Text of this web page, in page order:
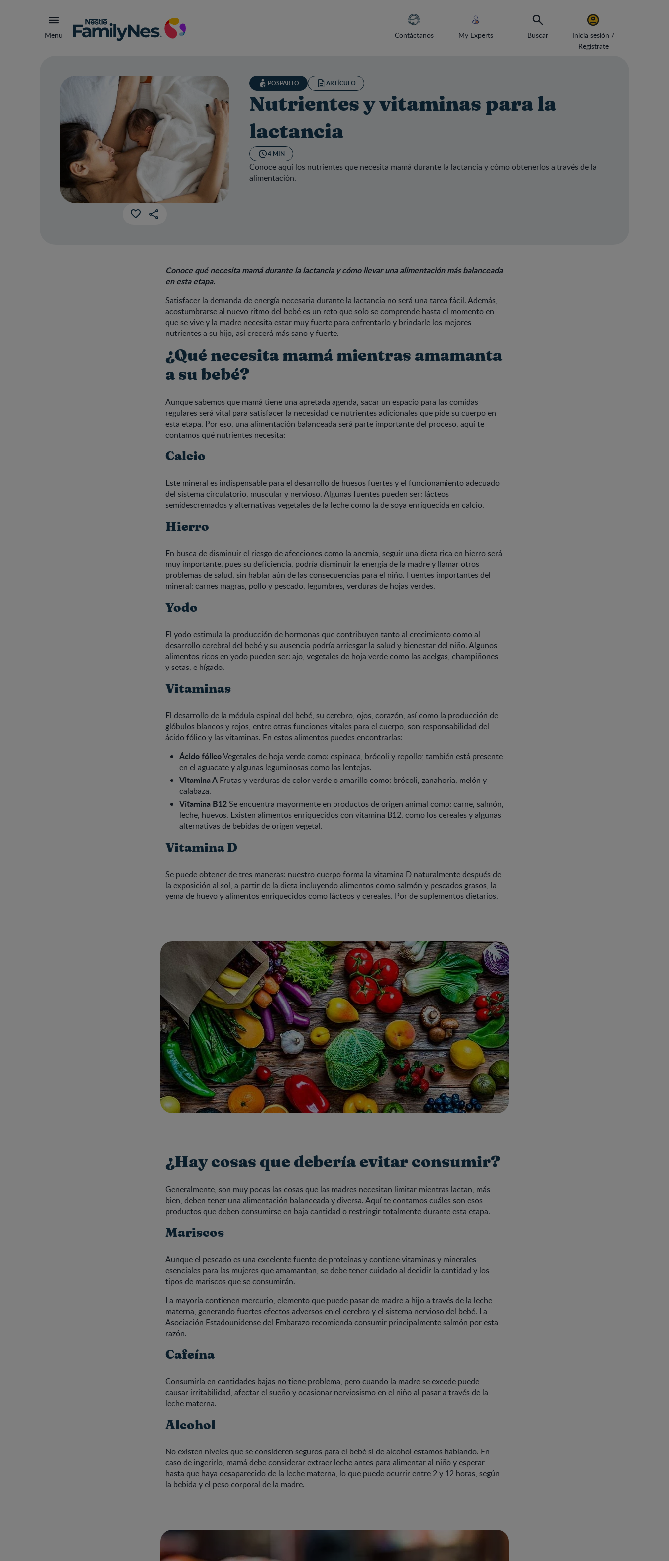
Menu Contáctanos My Experts Buscar
Inicia sesión /
Regístrate
POSPARTO ARTÍCULO
Nutrientes y vitaminas para la
lactancia
4 MIN
Conoce aquí los nutrientes que necesita mamá durante la lactancia y cómo obtenerlos a través de la
alimentación.
Conoce qué necesita mamá durante la lactancia y cómo llevar una alimentación más balanceada
en esta etapa.
Satisfacer la demanda de energía necesaria durante la lactancia no será una tarea fácil. Además,
acostumbrarse al nuevo ritmo del bebé es un reto que solo se comprende hasta el momento en
que se vive y la madre necesita estar muy fuerte para enfrentarlo y brindarle los mejores
nutrientes a su hijo, así crecerá más sano y fuerte.
¿Qué necesita mamá mientras amamanta
a su bebé?
Aunque sabemos que mamá tiene una apretada agenda, sacar un espacio para las comidas
regulares será vital para satisfacer la necesidad de nutrientes adicionales que pide su cuerpo en
esta etapa. Por eso, una alimentación balanceada será parte importante del proceso, aquí te
contamos qué nutrientes necesita:
Calcio
Este mineral es indispensable para el desarrollo de huesos fuertes y el funcionamiento adecuado
del sistema circulatorio, muscular y nervioso. Algunas fuentes pueden ser: lácteos
semidescremados y alternativas vegetales de la leche como la de soya enriquecida en calcio.
Hierro
En busca de disminuir el riesgo de afecciones como la anemia, seguir una dieta rica en hierro será
muy importante, pues su deficiencia, podría disminuir la energía de la madre y llamar otros
problemas de salud, sin hablar aún de las consecuencias para el niño. Fuentes importantes del
mineral: carnes magras, pollo y pescado, legumbres, verduras de hojas verdes.
Yodo
El yodo estimula la producción de hormonas que contribuyen tanto al crecimiento como al
desarrollo cerebral del bebé y su ausencia podría arriesgar la salud y bienestar del niño. Algunos
alimentos ricos en yodo pueden ser: ajo, vegetales de hoja verde como las acelgas, champiñones
y setas, e hígado.
Vitaminas
El desarrollo de la médula espinal del bebé, su cerebro, ojos, corazón, así como la producción de
glóbulos blancos y rojos, entre otras funciones vitales para el cuerpo, son responsabilidad del
ácido fólico y las vitaminas. En estos alimentos puedes encontrarlas:
Ácido fólicoVegetales de hoja verde como: espinaca, brócoli y repollo; también está presente
en el aguacate y algunas leguminosas como las lentejas.
Vitamina AFrutas y verduras de color verde o amarillo como: brócoli, zanahoria, melón y
calabaza.
Vitamina B12Se encuentra mayormente en productos de origen animal como: carne, salmón,
leche, huevos. Existen alimentos enriquecidos con vitamina B12, como los cereales y algunas
alternativas de bebidas de origen vegetal.
Vitamina D
Se puede obtener de tres maneras: nuestro cuerpo forma la vitamina D naturalmente después de
la exposición al sol, a partir de la dieta incluyendo alimentos como salmón y pescados grasos, la
yema de huevo y alimentos enriquecidos como lácteos y cereales. Por de suplementos dietarios.
¿Hay cosas que debería evitar consumir?
Generalmente, son muy pocas las cosas que las madres necesitan limitar mientras lactan, más
bien, deben tener una alimentación balanceada y diversa. Aquí te contamos cuáles son esos
productos que deben consumirse en baja cantidad o restringir totalmente durante esta etapa.
Mariscos
Aunque el pescado es una excelente fuente de proteínas y contiene vitaminas y minerales
esenciales para las mujeres que amamantan, se debe tener cuidado al decidir la cantidad y los
tipos de mariscos que se consumirán.
La mayoría contienen mercurio, elemento que puede pasar de madre a hijo a través de la leche
materna, generando fuertes efectos adversos en el cerebro y el sistema nervioso del bebé. La
Asociación Estadounidense del Embarazo recomienda consumir principalmente salmón por esta
razón.
Cafeína
Consumirla en cantidades bajas no tiene problema, pero cuando la madre se excede puede
causar irritabilidad, afectar el sueño y ocasionar nerviosismo en el niño al pasar a través de la
leche materna.
Alcohol
No existen niveles que se consideren seguros para el bebé si de alcohol estamos hablando. En
caso de ingerirlo, mamá debe considerar extraer leche antes para alimentar al niño y esperar
hasta que haya desaparecido de la leche materna, lo que puede ocurrir entre 2 y 12 horas, según
la bebida y el peso corporal de la madre.